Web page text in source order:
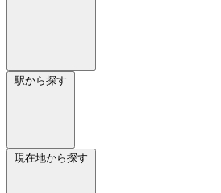
駅から探す
現在地から探す